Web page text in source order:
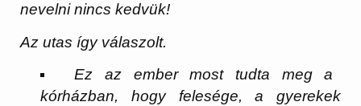
nevelni nincs kedvük!
Az utas így válaszolt.
Ez az ember most tudta meg a
kórházban, hogy felesége, a gyerekek